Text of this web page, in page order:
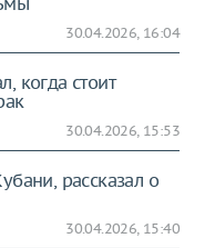
30.04.2026, 16:04
когда стоит
30.04.2026, 15:53
рассказал о
30.04.2026, 15:40